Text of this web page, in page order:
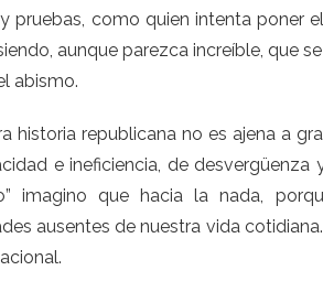
pruebas, como quien intenta poner
aunque parezca increíble, que
abismo.
historia republicana no es ajena a
e ineficiencia, de
imagino que hacia la nada,
ausentes de nuestra vida